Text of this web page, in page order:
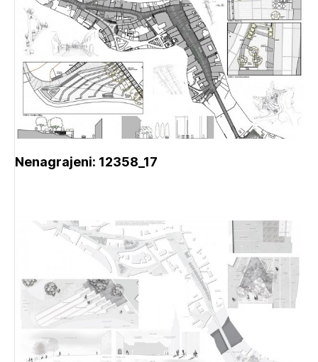
Nenagrajeni: 12358_17